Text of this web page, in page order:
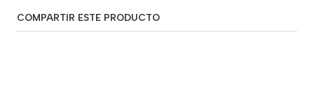
COMPARTIR ESTE PRODUCTO